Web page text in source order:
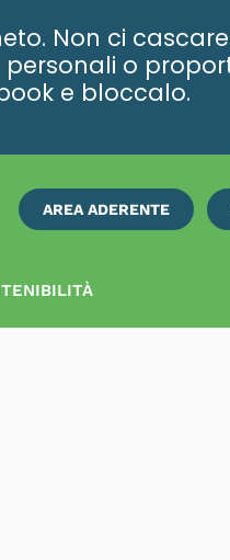
Non ci
o
e bloccalo.
AREA ADERENTE